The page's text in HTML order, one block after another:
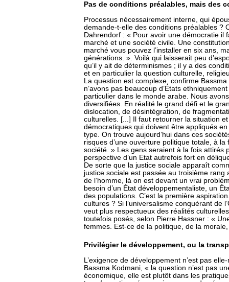
Pas de conditions préalables, mais des
Processus nécessairement interne, qui
demande-t-elle des conditions préalables ?
Dahrendorf : « Pour avoir une démocratie il
marché et une société civile. Une
marché vous pouvez l’installer en six ans,
générations. ». Voilà qui laisserait peu
qu’il y ait de déterminismes ; il y a des
et en particulier la question culturelle,
La question est complexe, confirme
n’avons pas beaucoup d’États
particulier dans le monde arabe. Nous
diversifiées. En réalité le grand défi et le
dislocation, de désintégration, de
culturelles. [...] Il faut retourner la situation
démocratiques qui doivent être appliqués
type. On trouve aujourd’hui dans ces
risques d’une ouverture politique totale, à
société. » Les gens seraient à la fois attirés
perspective d’un Etat autrefois fort en
De sorte que la justice sociale apparaît
justice sociale est passée au troisième
de l’homme, là on est devant un vrai
besoin d’un État développementaliste, un
des populations. C’est la première
cultures ? Si l’universalisme conquérant de
veut plus respectueux des réalités
toutefois posés, selon Pierre Hassner : «
femmes. Est-ce de la politique, de la
Privilégier le développement, ou la
L’exigence de développement n’est pas
Bassma Kodmani, « la question n’est pas
économique, elle est plutôt dans les